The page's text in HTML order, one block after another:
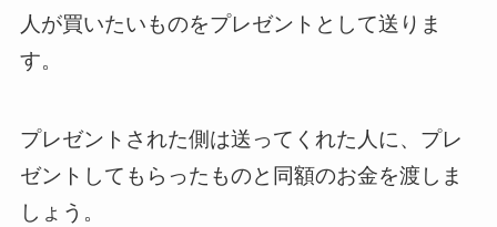
人が買いたいものをプレゼントとして送りま
す。
プレゼントされた側は送ってくれた人に、プレ
ゼントしてもらったものと同額のお金を渡しま
しょう。